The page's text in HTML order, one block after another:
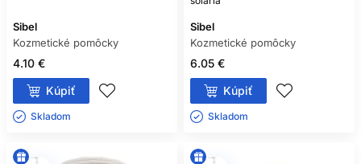
Sibel
Kozmetické pomôcky
4.10 €
Kúpiť
Skladom ㅤ
Sibel
Kozmetické pomôcky
6.05 €
Kúpiť
Skladom ㅤ